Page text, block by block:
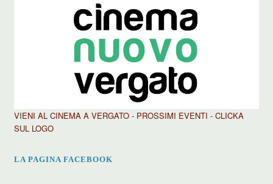
VIENI AL CINEMA A VERGATO - PROSSIMI EVENTI - CLICKA
SUL LOGO
LA PAGINA FACEBOOK